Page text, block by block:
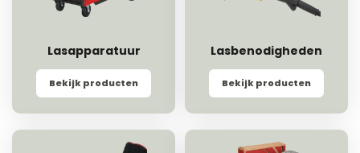
Lasapparatuur
Bekijk producten
Lasbenodigheden
Bekijk producten